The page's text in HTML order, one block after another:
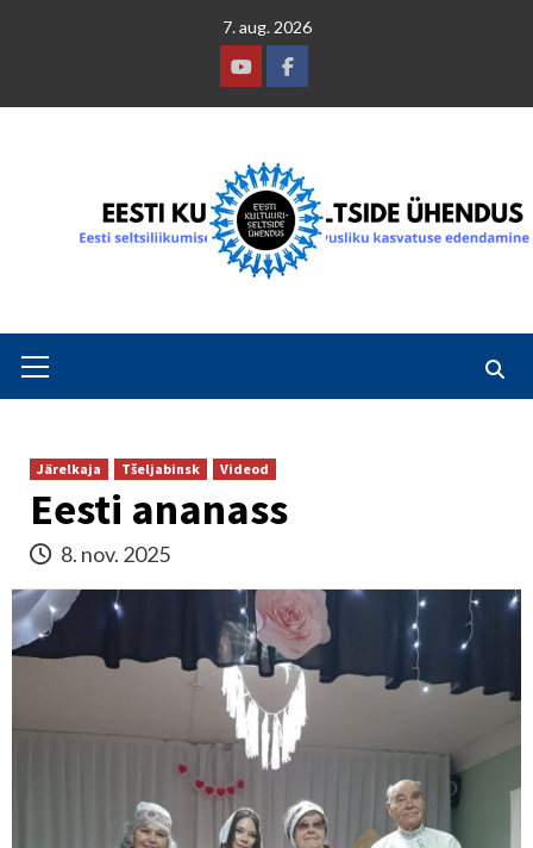
7. aug. 2026
YoutubeFacebook
Menu
Järelkaja Tšeljabinsk Videod
Eesti ananass
8. nov. 2025